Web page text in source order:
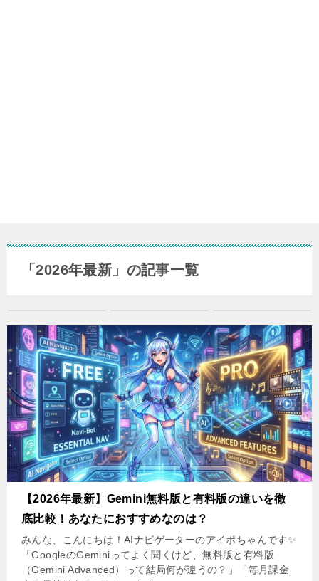
「2026年最新」の記事一覧
【2026年最新】Gemini無料版と有料版の違いを徹
底比較！あなたにおすすめなのは？
みんな、こんにちは！AIナビゲーターのアイポちゃんです✨
「GoogleのGeminiってよく聞くけど、無料版と有料版
（Gemini Advanced）って結局何が違うの？」「毎月課金